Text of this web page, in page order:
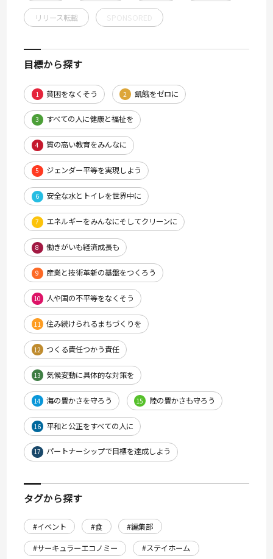
リリース転載
目標から探す
1 貧困をなくそう 2 飢餓をゼロに
3 すべての人に健康と福祉を
4 質の高い教育をみんなに
5 ジェンダー平等を実現しよう
6 安全な水とトイレを世界中に
7 エネルギーをみんなにそしてクリーンに
8 働きがいも経済成長も
9 産業と技術革新の基盤をつくろう
10 人や国の不平等をなくそう
11 住み続けられるまちづくりを
12 つくる責任つかう責任
13 気候変動に具体的な対策を
14 海の豊かさを守ろう 15 陸の豊かさも守ろう
16 平和と公正をすべての人に
17 パートナーシップで目標を達成しよう
タグから探す
#イベント #食
#編集部
#サーキュラーエコノミー
#ステイホーム